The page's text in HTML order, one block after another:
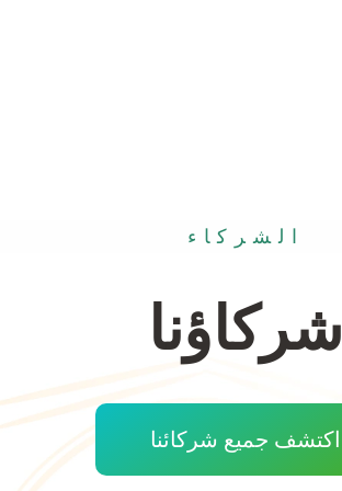
الشركاء
شركاؤنا
اكتشف جميع شركائنا